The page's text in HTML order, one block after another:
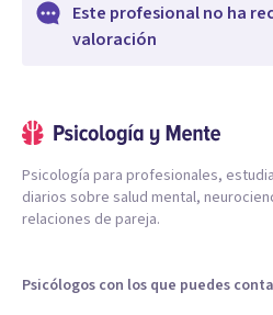
Este profesional no ha
valoración
Psicología para profesionales,
diarios sobre salud mental,
relaciones de pareja.
Psicólogos con los que puedes